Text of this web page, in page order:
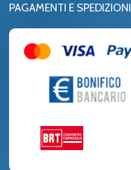
PAGAMENTI E SPEDIZIONI